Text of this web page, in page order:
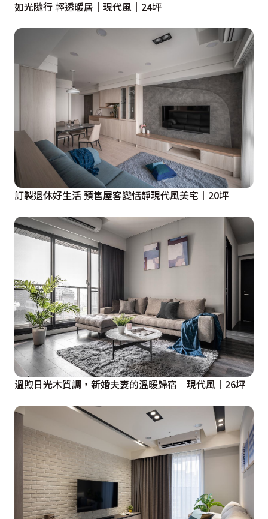
如光隨行 輕透暖居｜現代風｜24坪
訂製退休好生活 預售屋客變恬靜現代風美宅│20坪
溫煦日光木質調，新婚夫妻的溫暖歸宿｜現代風｜26坪